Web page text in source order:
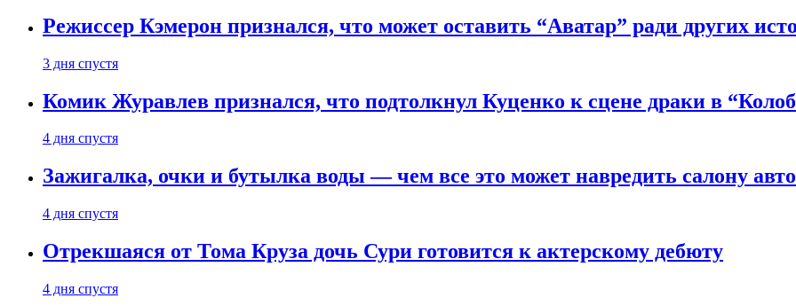
Режиссер Кэмерон признался, что может оставить “Аватар” ради других
3 дня спустя
Комик Журавлев признался, что подтолкнул Куценко к сцене драки в
4 дня спустя
Зажигалка, очки и бутылка воды — чем все это может навредить салону
4 дня спустя
Отрекшаяся от Тома Круза дочь Сури готовится к актерскому дебюту
4 дня спустя